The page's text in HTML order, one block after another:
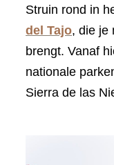
Struin rond in
del Tajo, die je
brengt. Vanaf
nationale
Sierra de las